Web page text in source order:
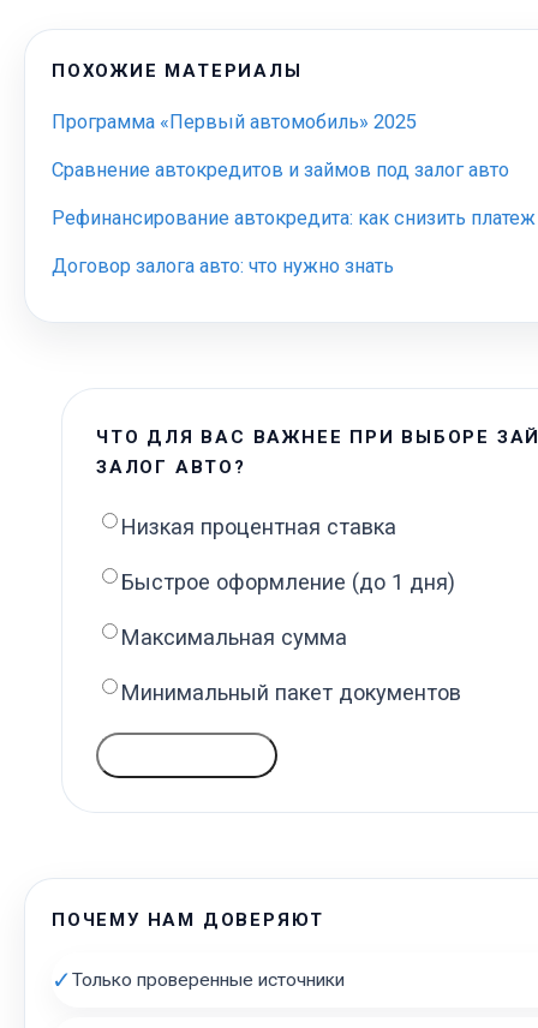
ПОХОЖИЕ МАТЕРИАЛЫ
Программа «Первый автомобиль» 2025
Сравнение автокредитов и займов под залог авто
Рефинансирование автокредита: как снизить платеж
Договор залога авто: что нужно знать
ЧТО ДЛЯ ВАС ВАЖНЕЕ ПРИ ВЫБОРЕ
ЗАЛОГ АВТО?
Низкая процентная ставка
Быстрое оформление (до 1 дня)
Максимальная сумма
Минимальный пакет документов
ПОЧЕМУ НАМ ДОВЕРЯЮТ
✓Только проверенные источники